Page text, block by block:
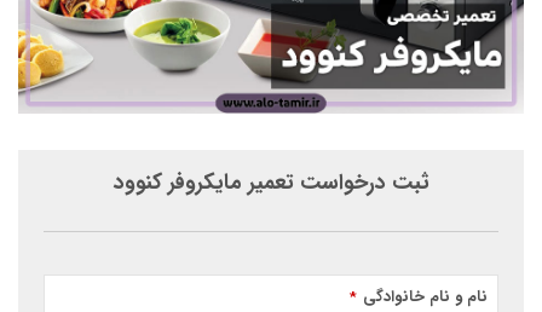
ثبت درخواست تعمیر مایکروفر کنوود
نام و نام خانوادگی *